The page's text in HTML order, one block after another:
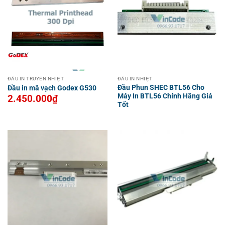
ĐẦU IN TRUYỀN NHIỆT
Đầu in mã vạch Godex G530
2.450.000₫
ĐẦU IN NHIỆT
Đầu Phun SHEC BTL56 Cho
Máy In BTL56 Chính Hãng Giá
Tốt